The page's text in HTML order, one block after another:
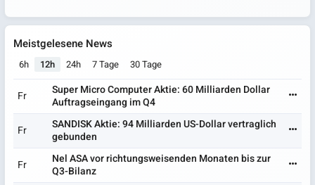
Meistgelesene News
6h 12h 24h 7 Tage 30 Tage
Fr
Super Micro Computer Aktie: 60 Milliarden Dollar
Auftragseingang im Q4
Fr
SANDISK Aktie: 94 Milliarden US-Dollar vertraglich
gebunden
Fr
Nel ASA vor richtungsweisenden Monaten bis zur
Q3-Bilanz